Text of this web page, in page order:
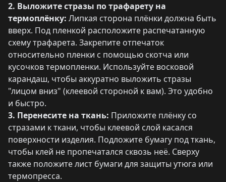
2. Выложите стразы по трафарету на
термоплёнку: Липкая сторона плёнки должна быть
вверх. Под пленкой расположите распечатанную
схему трафарета. Закрепите отпечаток
относительно пленки с помощью скотча или
кусочков термопленки. Используйте восковой
карандаш, чтобы аккуратно выложить стразы
"лицом вниз" (клеевой стороной к вам). Это удобно
и быстро.
3. Перенесите на ткань: Приложите плёнку со
стразами к ткани, чтобы клеевой слой касался
поверхности изделия. Подложите бумагу под ткань,
чтобы клей не пропечатался сквозь неё. Сверху
также положите лист бумаги для защиты утюга или
термопресса.